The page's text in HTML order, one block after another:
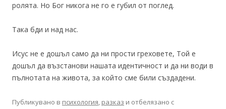
ролята. Но Бог никога не го е губил от поглед.
Така бди и над нас.
Исус не е дошъл само да ни прости греховете, Той е
дошъл да възстанови нашата идентичност и да ни води в
пълнотата на живота, за който сме били създадени.
Публикувано в психология, разказ и отбелязано с